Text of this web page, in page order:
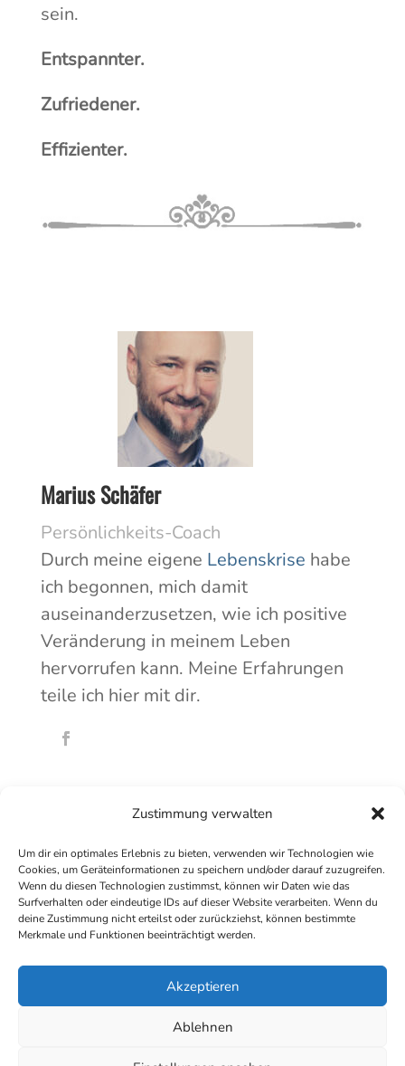
Zustimmung verwalten
Um dir ein optimales Erlebnis zu bieten, verwenden wir Technologien wie
Cookies, um Geräteinformationen zu speichern und/oder darauf zuzugreifen.
Wenn du diesen Technologien zustimmst, können wir Daten wie das
Surfverhalten oder eindeutige IDs auf dieser Website verarbeiten. Wenn du
deine Zustimmung nicht erteilst oder zurückziehst, können bestimmte
Merkmale und Funktionen beeinträchtigt werden.
Akzeptieren
Ablehnen
sein.
Entspannter.
Zufriedener.
Effizienter.
Marius Schäfer
Persönlichkeits-Coach
Durch meine eigene Lebenskrise habe
ich begonnen, mich damit
auseinanderzusetzen, wie ich positive
Veränderung in meinem Leben
hervorrufen kann. Meine Erfahrungen
teile ich hier mit dir.
Copyright © 2025 Marius Schäfer | Gesundheitsförderung